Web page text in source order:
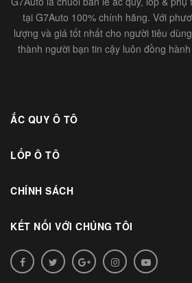
tại G7Auto 100% chính hãng. Với
lượng và giá tốt nhất cho người tiêu
thành người bạn tin cậy luôn đồng
ẮC QUY Ô TÔ
LỐP Ô TÔ
CHÍNH SÁCH
KẾT NỐI VỚI CHÚNG TÔI